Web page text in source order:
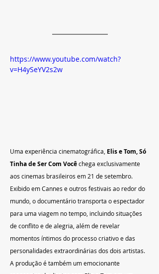
https://www.youtube.com/watch?
v=H4ySeYV2s2w
Uma experiência cinematográfica, Elis e Tom, Só
Tinha de Ser Com Você chega exclusivamente
aos cinemas brasileiros em 21 de setembro.
Exibido em Cannes e outros festivais ao redor do
mundo, o documentário transporta o espectador
para uma viagem no tempo, incluindo situações
de conflito e de alegria, além de revelar
momentos íntimos do processo criativo e das
personalidades extraordinárias dos dois artistas.
A produção é também um emocionante